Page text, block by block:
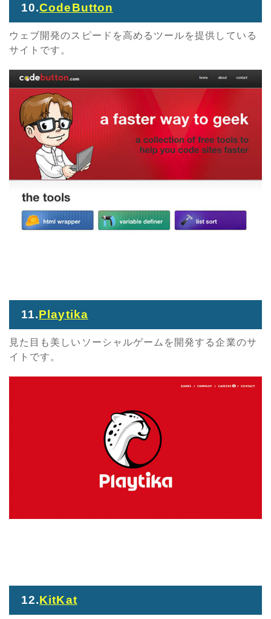
10.CodeButton
ウェブ開発のスピードを高めるツールを提供している
サイトです。
11.Playtika
見た目も美しいソーシャルゲームを開発する企業のサ
イトです。
12.KitKat